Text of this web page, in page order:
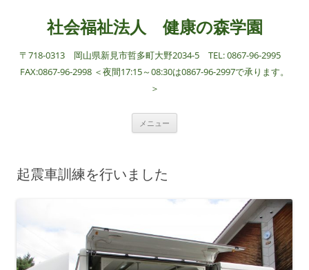
社会福祉法人 健康の森学園
〒718-0313 岡山県新見市哲多町大野2034-5 TEL: 0867-96-2995
FAX:0867-96-2998 ＜夜間17:15～08:30は0867-96-2997で承ります。
＞
メニュー
起震車訓練を行いました